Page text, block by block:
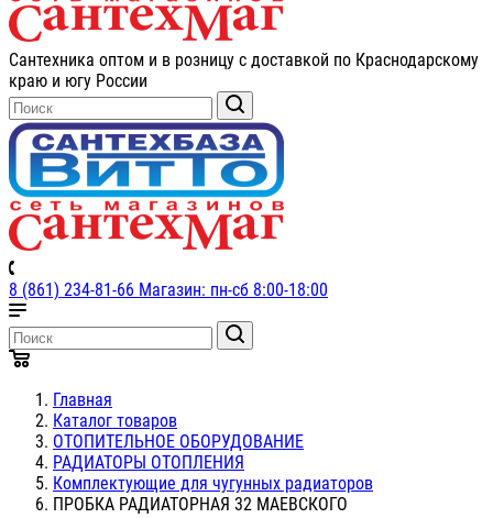
Сантехника оптом и в розницу с доставкой по Краснодарскому
краю и югу России
8 (861) 234-81-66 Магазин: пн-сб 8:00-18:00
Главная
Каталог товаров
ОТОПИТЕЛЬНОЕ ОБОРУДОВАНИЕ
РАДИАТОРЫ ОТОПЛЕНИЯ
Комплектующие для чугунных радиаторов
ПРОБКА РАДИАТОРНАЯ 32 МАЕВСКОГО